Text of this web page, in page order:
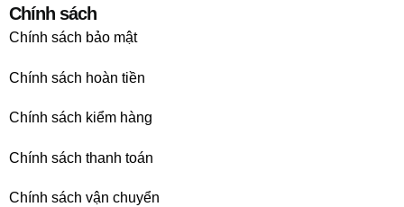
Chính sách
Chính sách bảo mật
Chính sách hoàn tiền
Chính sách kiểm hàng
Chính sách thanh toán
Chính sách vận chuyển